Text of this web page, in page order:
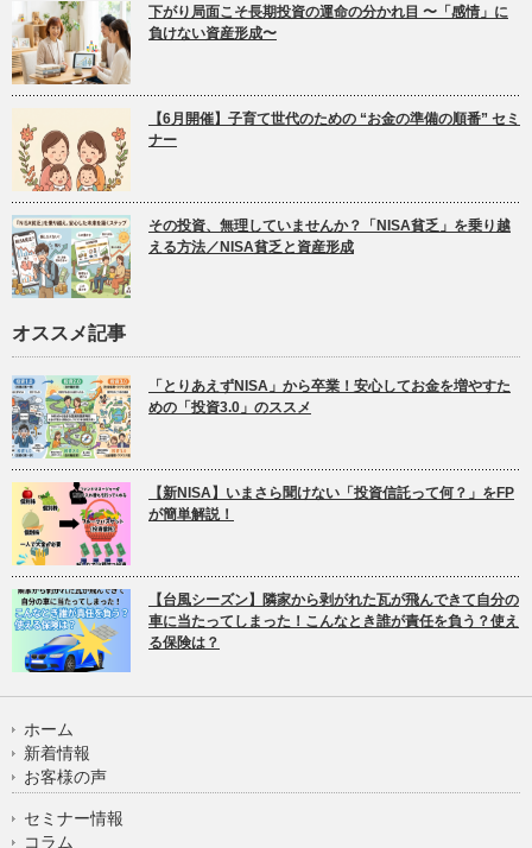
下がり局面こそ長期投資の運命の分かれ目 〜「感情」に
負けない資産形成〜
【6月開催】子育て世代のための “お金の準備の順番” セミ
ナー
その投資、無理していませんか？「NISA貧乏」を乗り越
える方法／NISA貧乏と資産形成
オススメ記事
「とりあえずNISA」から卒業！安心してお金を増やすた
めの「投資3.0」のススメ
【新NISA】いまさら聞けない「投資信託って何？」をFP
が簡単解説！
【台風シーズン】隣家から剥がれた瓦が飛んできて自分の
車に当たってしまった！こんなとき誰が責任を負う？使え
る保険は？
ホーム
新着情報
お客様の声
セミナー情報
コラム